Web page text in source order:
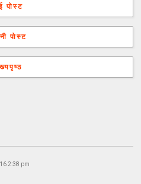
पोस्ट
पोस्ट
2:38 pm